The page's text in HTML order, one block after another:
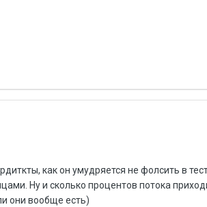
как он умудряется не фолсить в
Ну и сколько процентов потока
они вообще есть)